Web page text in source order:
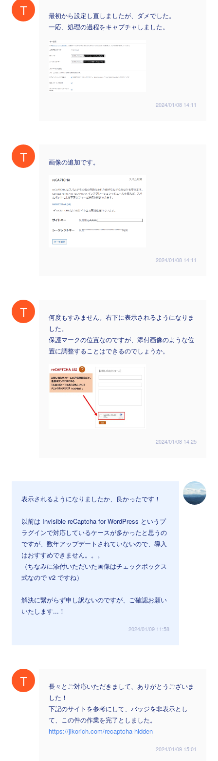
T
最初から設定し直しましたが、ダメでした。
一応、処理の過程をキャプチャしました。
2024/01/08 14:11
T 画像の追加です。
2024/01/08 14:11
T
何度もすみません。右下に表示されるようになりま
した。
保護マークの位置なのですが、添付画像のような位
置に調整することはできるのでしょうか。
2024/01/08 14:25
表示されるようになりましたか、良かったです！
以前は Invisible reCaptcha for WordPress というプ
ラグインで対応しているケースが多かったと思うの
ですが、数年アップデートされていないので、導入
はおすすめできません。。。
（ちなみに添付いただいた画像はチェックボックス
式なので v2 ですね）
解決に繋がらず申し訳ないのですが、ご確認お願い
いたします...！
2024/01/09 11:58
T
長々とご対応いただきまして、ありがとうございま
した！
下記のサイトを参考にして、バッジを非表示とし
て、この件の作業を完了としました。
https://jikorich.com/recaptcha-hidden
2024/01/09 15:01